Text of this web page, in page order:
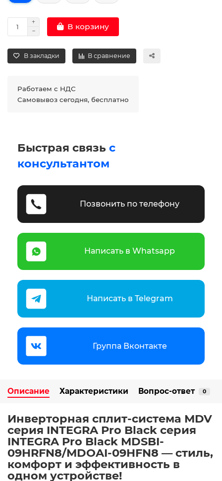
В корзину
В закладки В сравнение
Работаем с НДС
Самовывоз сегодня, бесплатно
Быстрая связь с
консультантом
Позвонить по телефону
Написать в Whatsapp
Написать в Telegram
Группа Вконтакте
Описание Характеристики Вопрос-ответ 0
Инверторная сплит-система MDV
серия INTEGRA Pro Black серия
INTEGRA Pro Black MDSBI-
09HRFN8/MDOAI-09HFN8 — стиль,
комфорт и эффективность в
одном устройстве!